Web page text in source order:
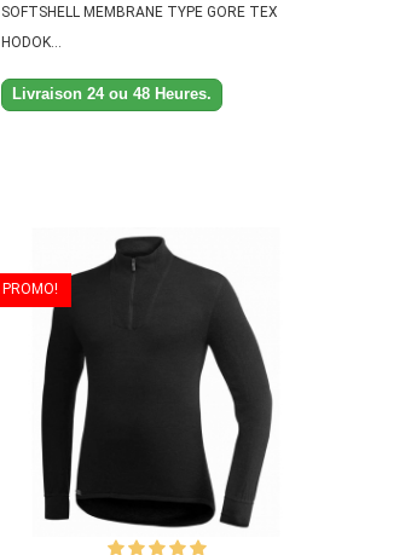
SOFTSHELL MEMBRANE TYPE GORE TEX
HODOK...
Livraison 24 ou 48 Heures.
PROMO!